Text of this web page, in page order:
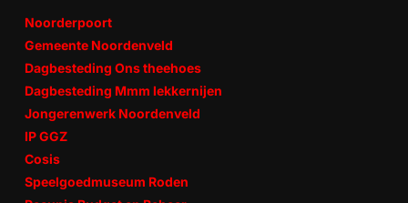
Noorderpoort
Gemeente Noordenveld
Dagbesteding Ons theehoes
Dagbesteding Mmm lekkernijen
Jongerenwerk Noordenveld
IP GGZ
Cosis
Speelgoedmuseum Roden